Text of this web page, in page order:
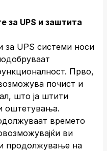
за UPS и заштита
UPS системи носи
Прво,
почист и
што ја штити
оштетувања.
времето
ви
продолжување на